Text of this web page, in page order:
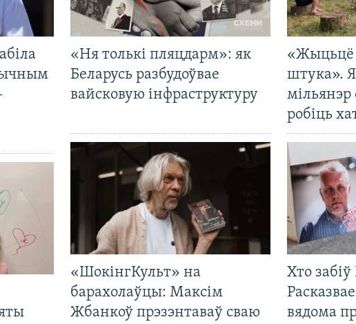
«Ня толькі пляцдарм»: як
Беларусь разбудоўвае
вайсковую інфраструктуру
«Жыцьцё
штука».
мільянэр
робіць
«ШокінгКульт» на
барахолаўцы: Максім
Жбанкоў прэзэнтаваў сваю
Хто
вядома